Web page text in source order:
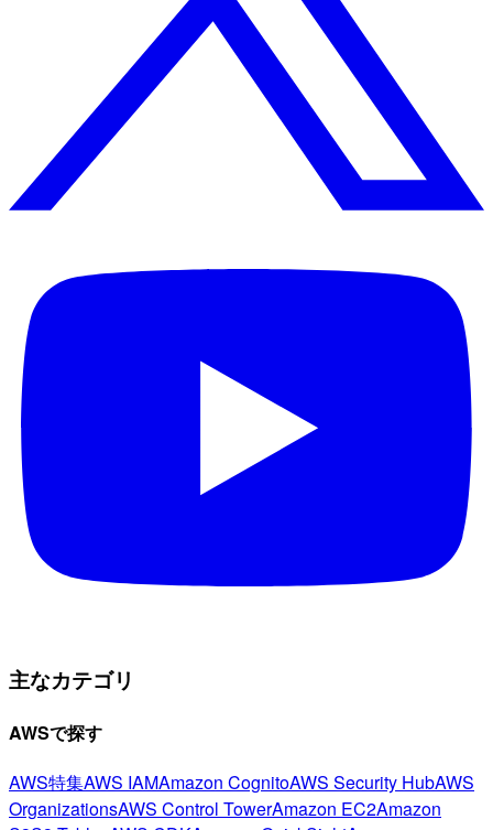
主なカテゴリ
AWSで探す
AWS特集AWS IAMAmazon CognitoAWS Security HubAWS
OrganizationsAWS Control TowerAmazon EC2Amazon